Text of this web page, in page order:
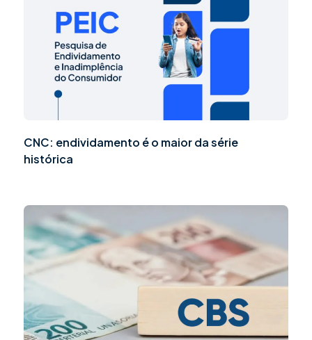
CNC: endividamento é o maior da série
histórica